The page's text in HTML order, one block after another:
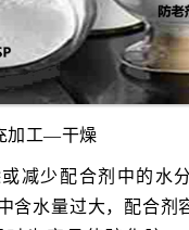
加工—干燥
减少配合剂中的水
含水量过大，配合剂